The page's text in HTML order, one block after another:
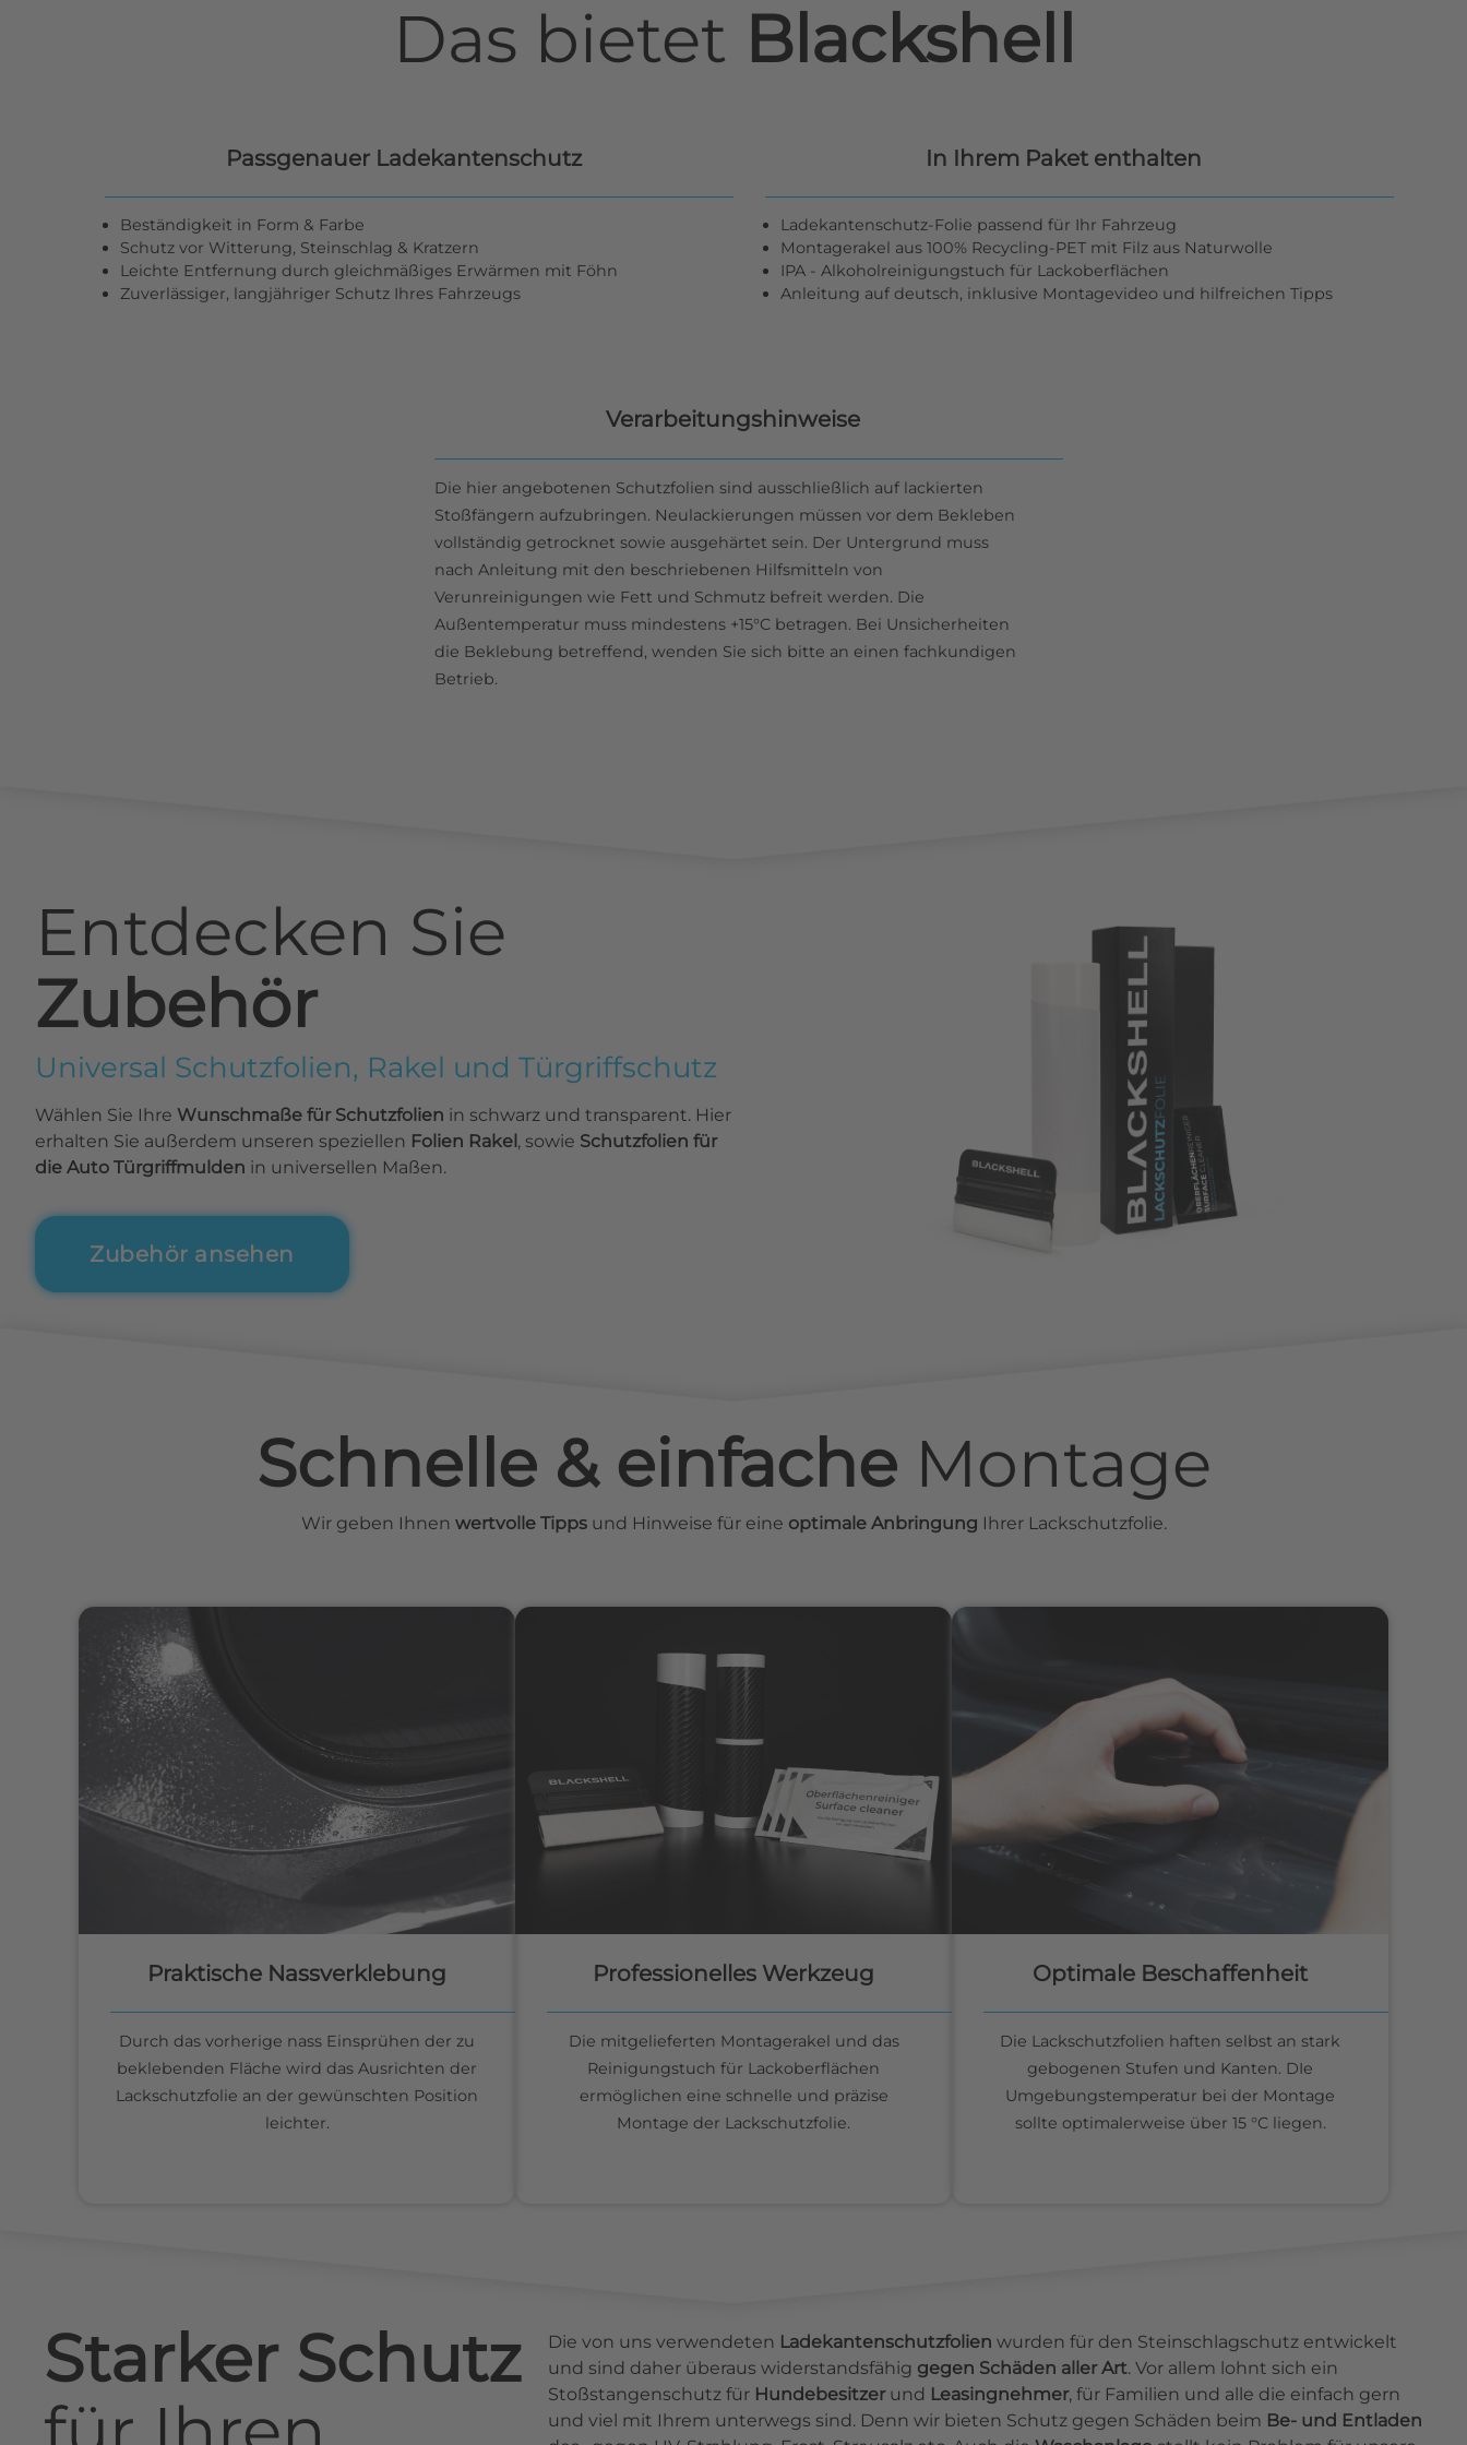
Das bietet Blackshell
Passgenauer Ladekantenschutz
Beständigkeit in Form & Farbe
Schutz vor Witterung, Steinschlag & Kratzern
Leichte Entfernung durch gleichmäßiges Erwärmen mit Föhn
Zuverlässiger, langjähriger Schutz Ihres Fahrzeugs
In Ihrem Paket enthalten
Ladekantenschutz-Folie passend für Ihr Fahrzeug
Montagerakel aus 100% Recycling-PET mit Filz aus Naturwolle
IPA - Alkoholreinigungstuch für Lackoberflächen
Anleitung auf deutsch, inklusive Montagevideo und hilfreichen Tipps
Verarbeitungshinweise
Die hier angebotenen Schutzfolien sind ausschließlich auf lackierten
Stoßfängern aufzubringen. Neulackierungen müssen vor dem Bekleben
vollständig getrocknet sowie ausgehärtet sein. Der Untergrund muss
nach Anleitung mit den beschriebenen Hilfsmitteln von
Verunreinigungen wie Fett und Schmutz befreit werden. Die
Außentemperatur muss mindestens +15°C betragen. Bei Unsicherheiten
die Beklebung betreffend, wenden Sie sich bitte an einen fachkundigen
Betrieb.
Entdecken Sie
Zubehör
Universal Schutzfolien, Rakel und Türgriffschutz
Wählen Sie Ihre Wunschmaße für Schutzfolien in schwarz und transparent. Hier
erhalten Sie außerdem unseren speziellen Folien Rakel, sowie Schutzfolien für
die Auto Türgriffmulden in universellen Maßen.
Zubehör ansehen
Schnelle & einfacheMontage
Wir geben Ihnen wertvolle Tippsund Hinweise für eine optimale Anbringung Ihrer Lackschutzfolie.
Praktische Nassverklebung
Durch das vorherige nass Einsprühen der zu
beklebenden Fläche wird das Ausrichten der
Lackschutzfolie an der gewünschten Position
leichter.
Professionelles Werkzeug
Die mitgelieferten Montagerakel und das
Reinigungstuch für Lackoberflächen
ermöglichen eine schnelle und präzise
Montage der Lackschutzfolie.
Optimale Beschaffenheit
Die Lackschutzfolien haften selbst an stark
gebogenen Stufen und Kanten. DIe
Umgebungstemperatur bei der Montage
sollte optimalerweise über 15 °C liegen.
Starker Schutz
Die von uns verwendeten Ladekantenschutzfolien wurden für den Steinschlagschutz entwickelt
und sind daher überaus widerstandsfähig gegen Schäden aller Art. Vor allem lohnt sich ein
Stoßstangenschutz für Hundebesitzerund Leasingnehmer, für Familien und alle die einfach gern
und viel mit Ihrem unterwegs sind. Denn wir bieten Schutz gegen Schäden beim Be- und Entladen